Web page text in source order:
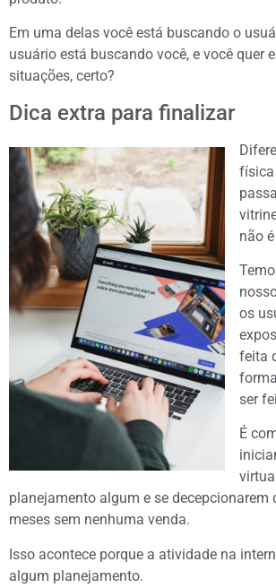
Em uma delas você está buscando o
usuário está buscando você, e você quer
situações, certo?
Dica extra para finalizar
física
não
os
feita
ser
É
planejamento algum e se decepcionarem
meses sem nenhuma venda.
Isso acontece porque a atividade na
algum planejamento.